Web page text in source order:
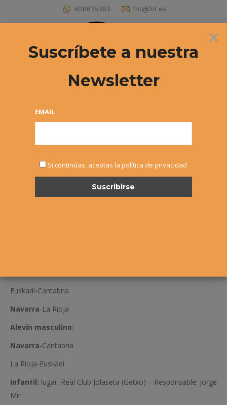
608875383 fnt@fnt.es
Buscar:
Torneo por comunidades –
Navarra, Riojana y Cántabra
Este fin se semana se celebra el Cuadrangular entre las
Federaciones Vasca, Navarra, Riojana y Cántabra. La
Euskadi-Cantabria
Navarra-La Rioja
Alevín masculino:
Navarra-Cantabria
La Rioja-Euskadi
Infantil: lugar: Real Club Jolaseta (Getxo) – Responsable: Jorge
Mir
×
Suscríbete a nuestra
Newsletter
EMAIL
Si continúas, aceptas la política de privacidad